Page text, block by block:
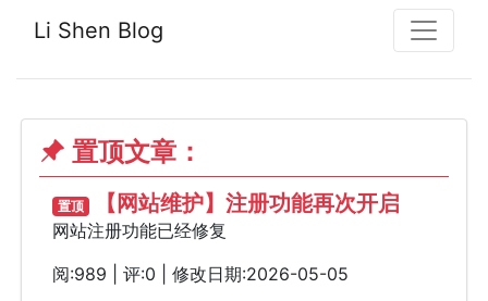
Li Shen Blog
置顶文章：
置顶 【网站维护】注册功能再次开启
网站注册功能已经修复
阅:989 | 评:0 | 修改日期:2026-05-05